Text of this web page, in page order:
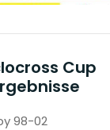
Cup
98-02